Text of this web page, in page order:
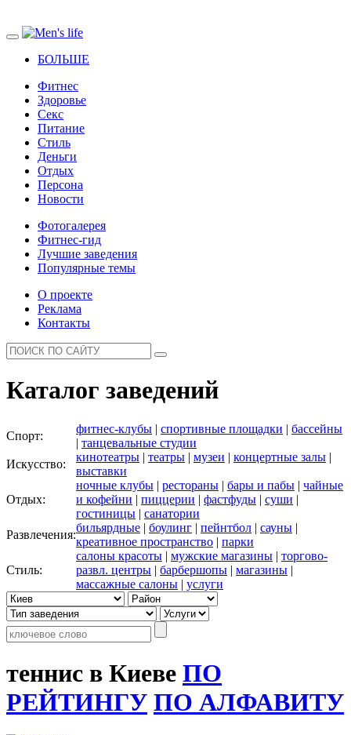
БОЛЬШЕ
Фитнес
Здоровье
Секс
Питание
Стиль
Деньги
Отдых
Персона
Новости
Фотогалерея
Фитнес-гид
Лучшие заведения
Популярные темы
О проекте
Реклама
Контакты
Каталог заведений
Спорт:
фитнес-клубы | спортивные площадки | бассейны
| танцевальные студии
Искусство:
кинотеатры | театры | музеи | концертные залы |
выставки
Отдых:
ночные клубы | рестораны | бары и пабы | чайные
и кофейни | пиццерии | фастфуды | суши |
гостиницы | санатории
Развлечения:
бильярдные | боулинг | пейнтбол | сауны |
креативное пространство | парки
Стиль:
салоны красоты | мужские магазины | торгово-
развл. центры | барбершопы | магазины |
массажные салоны | услуги
теннис в Киеве ПО
РЕЙТИНГУ ПО АЛФАВИТУ